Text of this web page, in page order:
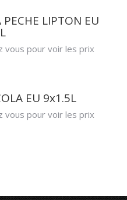
PECHE LIPTON EU
vous pour voir les prix
EU 9x1.5L
vous pour voir les prix